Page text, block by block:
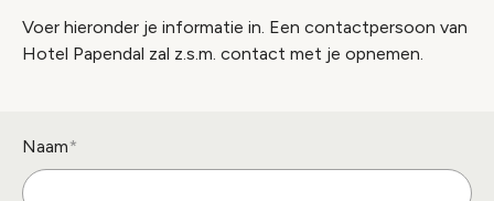
Voer hieronder je informatie in. Een contactpersoon van
Hotel Papendal zal z.s.m. contact met je opnemen.
Naam